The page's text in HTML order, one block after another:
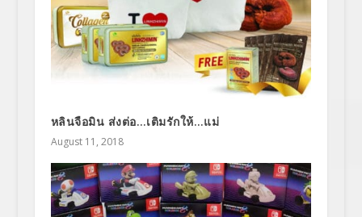
หลินจือมิน ส่งต่อ…เติมรักให้…แม่
August 11, 2018